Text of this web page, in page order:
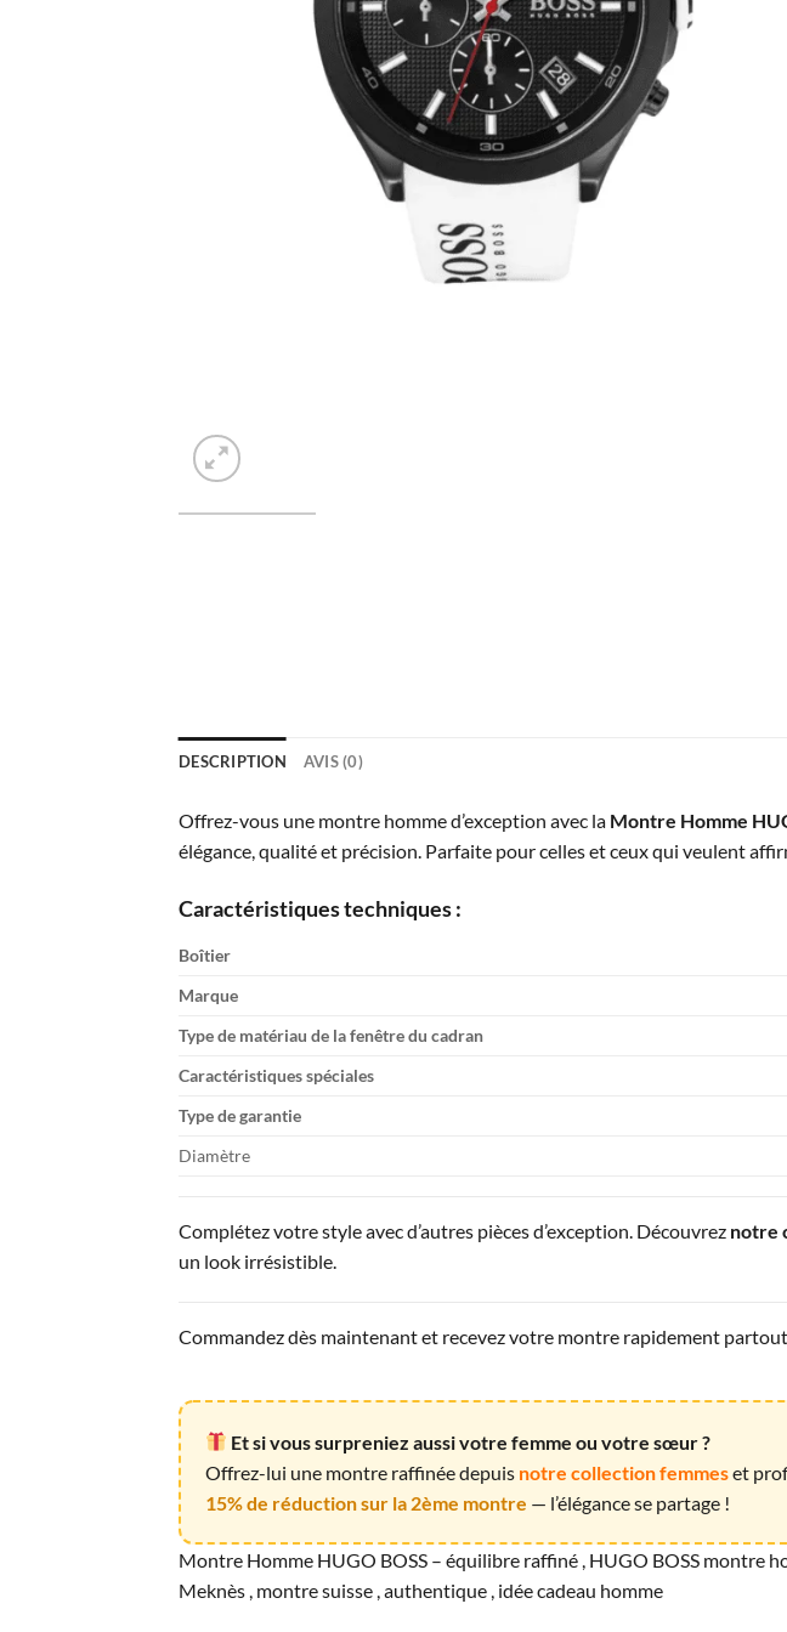
DESCRIPTION AVIS (0)
Offrez-vous une montre homme d’exception avec la Montre Homme
élégance, qualité et précision. Parfaite pour celles et ceux qui veulent
Caractéristiques techniques :
Boîtier
Marque
Type de matériau de la fenêtre du cadran
Caractéristiques spéciales
Type de garantie
Diamètre
Complétez votre style avec d’autres pièces d’exception. Découvrez notre
un look irrésistible.
Commandez dès maintenant et recevez votre montre rapidement
Et si vous surpreniez aussi votre femme ou votre sœur ?
Offrez-lui une montre raffinée depuis notre collection femmeset
15% de réduction sur la 2ème montre — l’élégance se partage !
Montre Homme HUGO BOSS – équilibre raffiné , HUGO BOSS montre
Meknès , montre suisse , authentique , idée cadeau homme